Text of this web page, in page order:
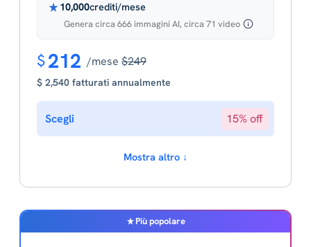
10,000crediti/mese
Genera circa 666 immagini AI, circa 71 video
$212 /mese $249
$ 2,540 fatturati annualmente
Scegli 15% off
Mostra altro ↓
Più popolare